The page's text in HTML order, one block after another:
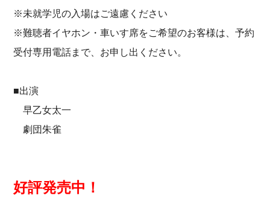
※未就学児の入場はご遠慮ください
※難聴者イヤホン・車いす席をご希望のお客様は、予約
受付専用電話まで、お申し出ください。
■出演
早乙女太一
劇団朱雀
好評発売中！